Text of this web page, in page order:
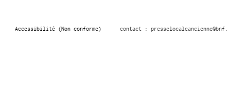
Accessibilité (Non conforme) contact :